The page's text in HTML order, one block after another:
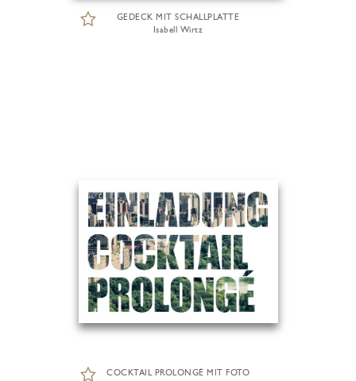
GEDECK MIT SCHALLPLATTE
Isabell Wirtz
COCKTAIL PROLONGÉ MIT FOTO